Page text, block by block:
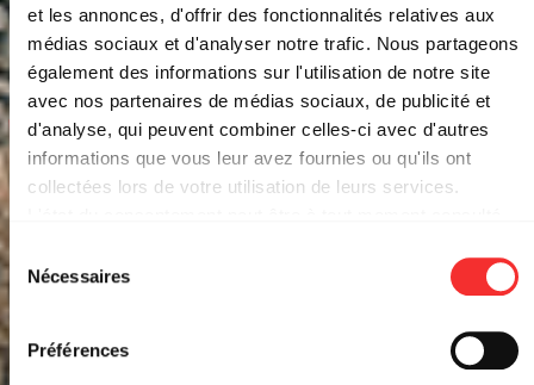
et les annonces, d'offrir des fonctionnalités relatives aux
médias sociaux et d'analyser notre trafic. Nous partageons
également des informations sur l'utilisation de notre site
avec nos partenaires de médias sociaux, de publicité et
d'analyse, qui peuvent combiner celles-ci avec d'autres
informations que vous leur avez fournies ou qu'ils ont
collectées lors de votre utilisation de leurs services.
Sélection
du
consentement
Nécessaires
Préférences
COMPLET
PALEFACE SWISS + STICK
DRESS
JEU. 05 FÉV. 2026